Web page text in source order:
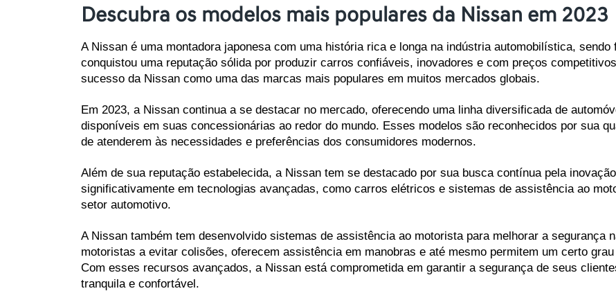
Descubra os modelos mais populares da Nissan em 2023
A Nissan é uma montadora japonesa com uma história rica e longa na indústria automobilística,
conquistou uma reputação sólida por produzir carros confiáveis, inovadores e com preços
sucesso da Nissan como uma das marcas mais populares em muitos mercados globais.
Em 2023, a Nissan continua a se destacar no mercado, oferecendo uma linha diversificada de
disponíveis em suas concessionárias ao redor do mundo. Esses modelos são reconhecidos por sua
de atenderem às necessidades e preferências dos consumidores modernos.
Além de sua reputação estabelecida, a Nissan tem se destacado por sua busca contínua pela
significativamente em tecnologias avançadas, como carros elétricos e sistemas de assistência ao
setor automotivo.
A Nissan também tem desenvolvido sistemas de assistência ao motorista para melhorar a segurança
motoristas a evitar colisões, oferecem assistência em manobras e até mesmo permitem um certo
Com esses recursos avançados, a Nissan está comprometida em garantir a segurança de seus
tranquila e confortável.